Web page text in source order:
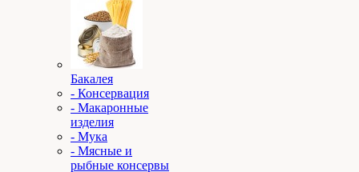
Бакалея
- Консервация
- Макаронные
изделия
- Мука
- Мясные и
рыбные консервы